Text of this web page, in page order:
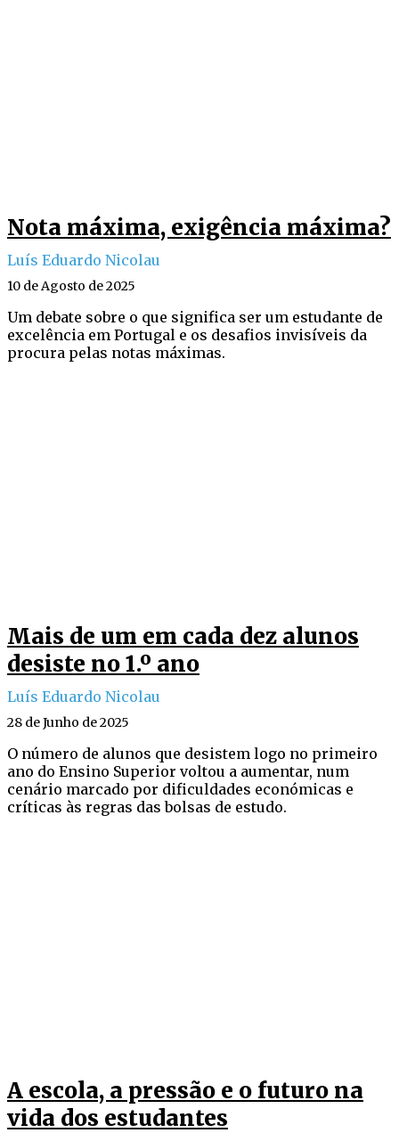
Nota máxima, exigência máxima?
Luís Eduardo Nicolau
10 de Agosto de 2025
Um debate sobre o que significa ser um estudante de
excelência em Portugal e os desafios invisíveis da
procura pelas notas máximas.
Mais de um em cada dez alunos
desiste no 1.º ano
Luís Eduardo Nicolau
28 de Junho de 2025
O número de alunos que desistem logo no primeiro
ano do Ensino Superior voltou a aumentar, num
cenário marcado por dificuldades económicas e
críticas às regras das bolsas de estudo.
A escola, a pressão e o futuro na
vida dos estudantes